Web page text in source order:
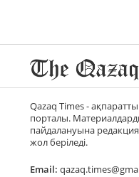
Qazaq Times -
порталы.
пайдалануына
жол беріледі.
Email: